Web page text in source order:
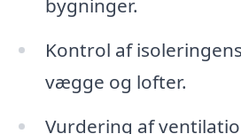
bygninger.
Kontrol af
vægge og lofter.
Vurdering af